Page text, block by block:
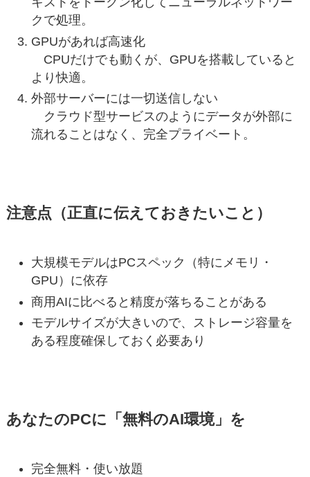
クで処理。
GPUがあれば高速化
CPUだけでも動くが、GPUを搭載していると
より快適。
外部サーバーには一切送信しない
クラウド型サービスのようにデータが外部に
流れることはなく、完全プライベート。
注意点（正直に伝えておきたいこと）
大規模モデルはPCスペック（特にメモリ・
GPU）に依存
商用AIに比べると精度が落ちることがある
モデルサイズが大きいので、ストレージ容量を
ある程度確保しておく必要あり
あなたのPCに「無料のAI環境」を
完全無料・使い放題